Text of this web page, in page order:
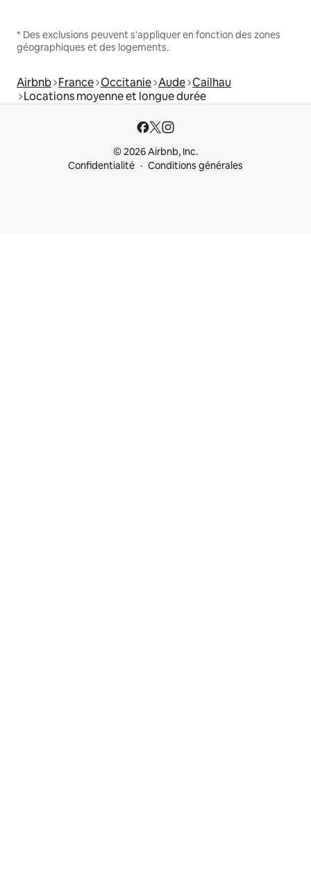
* Des exclusions peuvent s'appliquer en fonction des zones
géographiques et des logements.
Airbnb France Occitanie Aude Cailhau
Locations moyenne et longue durée
© 2026 Airbnb, Inc.
Confidentialité
Conditions générales